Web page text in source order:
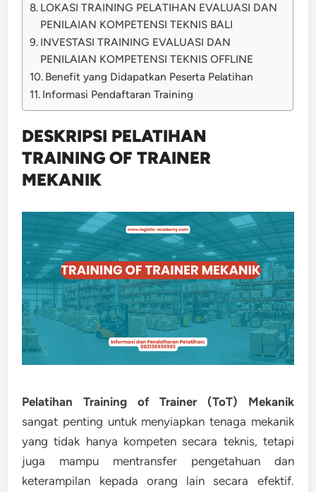
LOKASI TRAINING PELATIHAN EVALUASI DAN
PENILAIAN KOMPETENSI TEKNIS BALI
INVESTASI TRAINING EVALUASI DAN
PENILAIAN KOMPETENSI TEKNIS OFFLINE
Benefit yang Didapatkan Peserta Pelatihan
Informasi Pendaftaran Training
DESKRIPSI PELATIHAN
TRAINING OF TRAINER
MEKANIK
Pelatihan Training of Trainer (ToT) Mekanik
sangat penting untuk menyiapkan tenaga mekanik
yang tidak hanya kompeten secara teknis, tetapi
juga mampu mentransfer pengetahuan dan
keterampilan kepada orang lain secara efektif.